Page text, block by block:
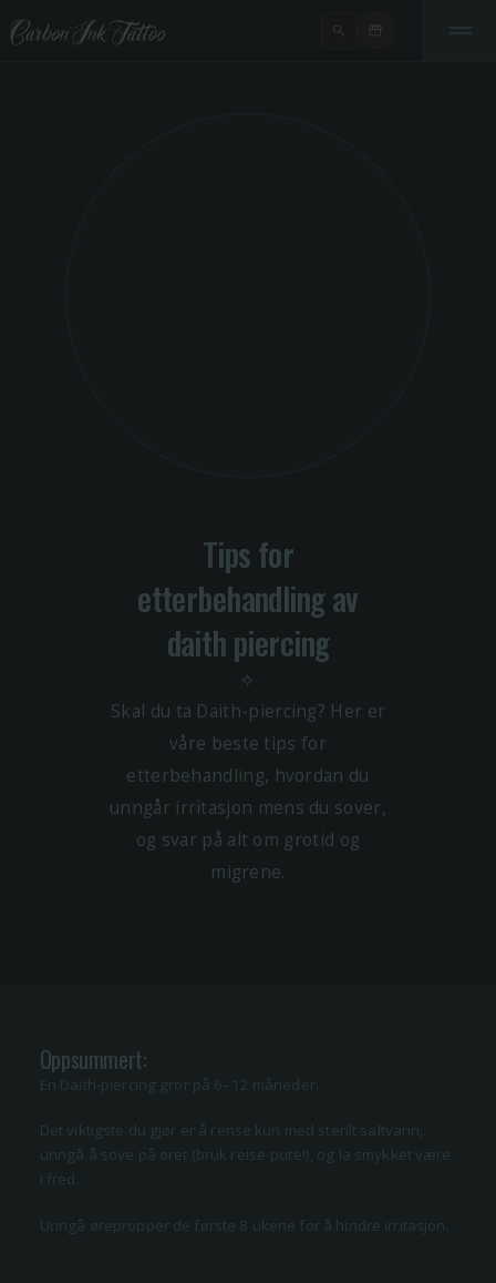
Tips for
etterbehandling av
daith piercing
✧
Skal du ta Daith-piercing? Her er
våre beste tips for
etterbehandling, hvordan du
unngår irritasjon mens du sover,
og svar på alt om grotid og
migrene.
Oppsummert:
En Daith-piercing gror på 6–12 måneder.
Det viktigste du gjør er å rense kun med sterilt saltvann,
unngå å sove på øret (bruk reise-pute!), og la smykket være
i fred.
Unngå ørepropper de første 8 ukene for å hindre irritasjon.